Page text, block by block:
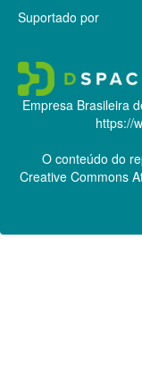
Suportado por
Empresa Brasileira
https://
O conteúdo do
Creative Commons